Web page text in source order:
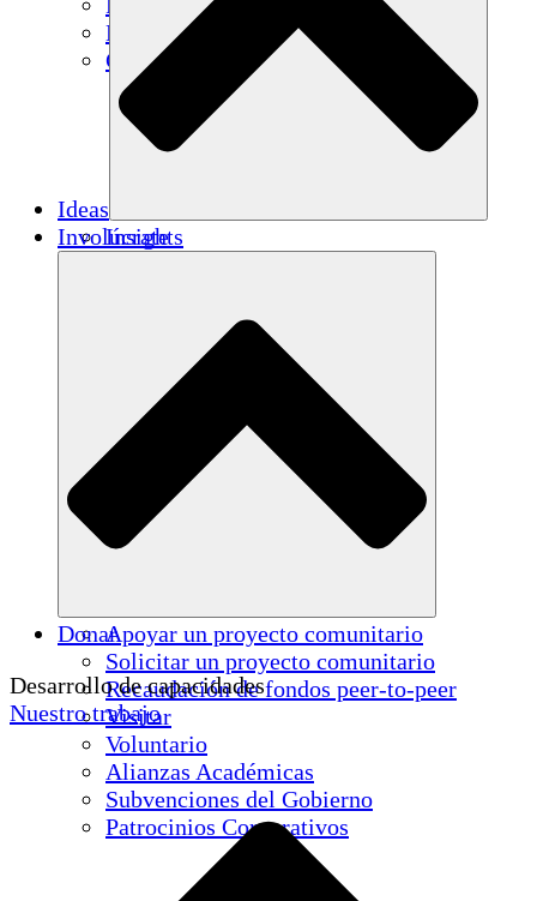
Desarrollo de capacidades
Créditos de carbono
Ideas
Insights
Involúcrate
Apoyar un proyecto comunitario
Solicitar un proyecto comunitario
Recaudación de fondos peer-to-peer
Visitar
Voluntario
Alianzas Académicas
Subvenciones del Gobierno
Patrocinios Corporativos
Donar
Desarrollo de capacidades
Nuestro trabajo